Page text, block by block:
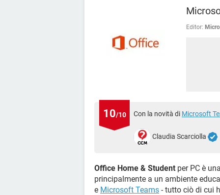
Editor:
10/10 Con la novità di Microsoft
Claudia Scarciolla
Office Home & Student per PC è
principalmente a un ambiente
e Microsoft Teams - tutto ciò di cui